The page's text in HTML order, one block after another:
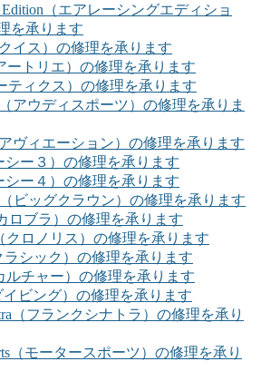
Edition（エアレーシングエディショ
を承ります
イス）の修理を承ります
ートリエ）の修理を承ります
ティクス）の修理を承ります
アウディスポーツ）の修理を承りま
ヴィエーション）の修理を承ります
シー３）の修理を承ります
シー４）の修理を承ります
ビッグクラウン）の修理を承ります
ロブラ）の修理を承ります
クロノリス）の修理を承ります
ラシック）の修理を承ります
ルチャー）の修理を承ります
ビング）の修理を承ります
（フランクシナトラ）の修理を承り
（モータースポーツ）の修理を承り